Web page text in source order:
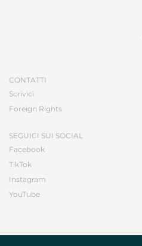
CONTATTI
Scrivici
Foreign Rights
SEGUICI SUI SOCIAL
Facebook
TikTok
Instagram
YouTube